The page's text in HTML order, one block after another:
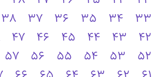
33
34
35
36
37
38
42
43
44
45
46
47
52
53
54
55
56
57